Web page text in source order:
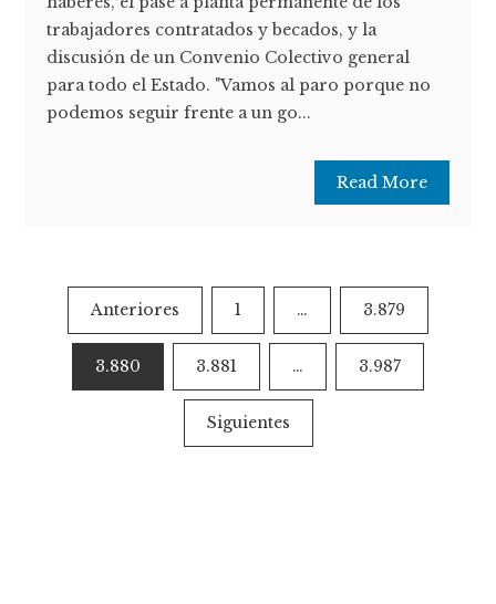
trabajadores contratados y becados, y la
discusión de un Convenio Colectivo general
para todo el Estado. "Vamos al paro porque no
podemos seguir frente a un go...
Read More
Paginación
entradas
Anteriores 1 … 3.879
3.880 3.881 … 3.987
Siguientes